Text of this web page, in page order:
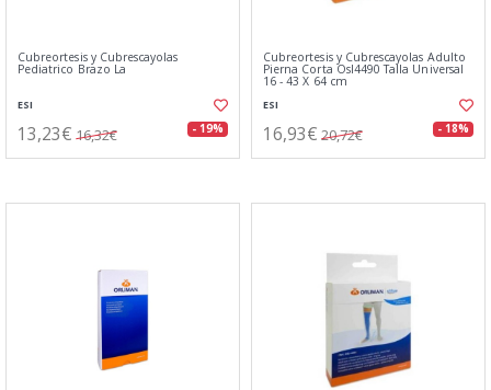
Cubreortesis y Cubrescayolas
Pediatrico Brazo La
ESI
13,23€ 16,32€ - 19%
Cubreortesis y Cubrescayolas Adulto
Pierna Corta Osl4490 Talla Universal
16 - 43 X 64 cm
ESI
16,93€ 20,72€ - 18%